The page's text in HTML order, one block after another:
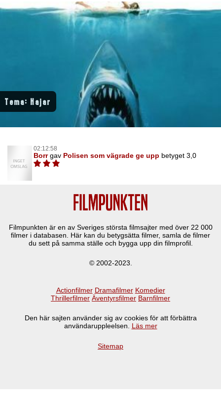
Tema: Hajar
02:12:58
Borrgav Polisen som vägrade ge upp betyget 3,0
Filmpunkten är en av Sveriges största filmsajter med över 22 000
filmer i databasen. Här kan du betygsätta filmer, samla de filmer
du sett på samma ställe och bygga upp din filmprofil.
© 2002-2023.
Actionfilmer Dramafilmer Komedier
Thrillerfilmer Äventyrsfilmer Barnfilmer
Den här sajten använder sig av cookies för att förbättra
användaruppleelsen. Läs mer
Sitemap